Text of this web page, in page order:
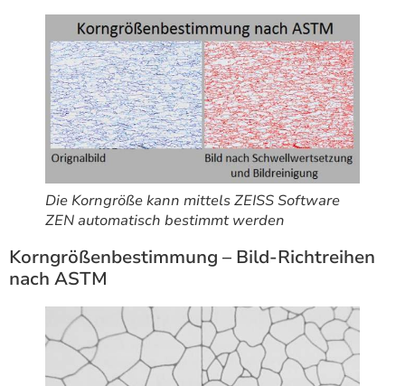
Die Korngröße kann mittels ZEISS Software
ZEN automatisch bestimmt werden
Korngrößenbestimmung – Bild-Richtreihen
nach ASTM